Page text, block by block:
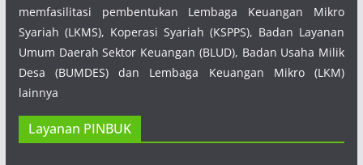
memfasilitasi pembentukan Lembaga Keuangan Mikro
Syariah (LKMS), Koperasi Syariah (KSPPS), Badan Layanan
Umum Daerah Sektor Keuangan (BLUD), Badan Usaha Milik
Desa (BUMDES) dan Lembaga Keuangan Mikro (LKM)
lainnya
Layanan PINBUK